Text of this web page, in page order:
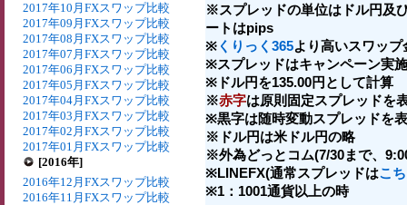
2017年10月FXスワップ比較
2017年09月FXスワップ比較
2017年08月FXスワップ比較
2017年07月FXスワップ比較
2017年06月FXスワップ比較
2017年05月FXスワップ比較
2017年04月FXスワップ比較
2017年03月FXスワップ比較
2017年02月FXスワップ比較
2017年01月FXスワップ比較
[2016年]
2016年12月FXスワップ比較
2016年11月FXスワップ比較
※スプレッドの単位はドル円及
ートはpips
※ くりっく365より高いスワップ
※スプレッドはキャンペーン実
※ドル円を135.00円として計算
※赤字は原則固定スプレッドを
※黒字は随時変動スプレッドを
※ドル円は米ドル円の略
※外為どっとコム(7/30まで、
※LINEFX(通常スプレッドはこ
※1：1001通貨以上の時